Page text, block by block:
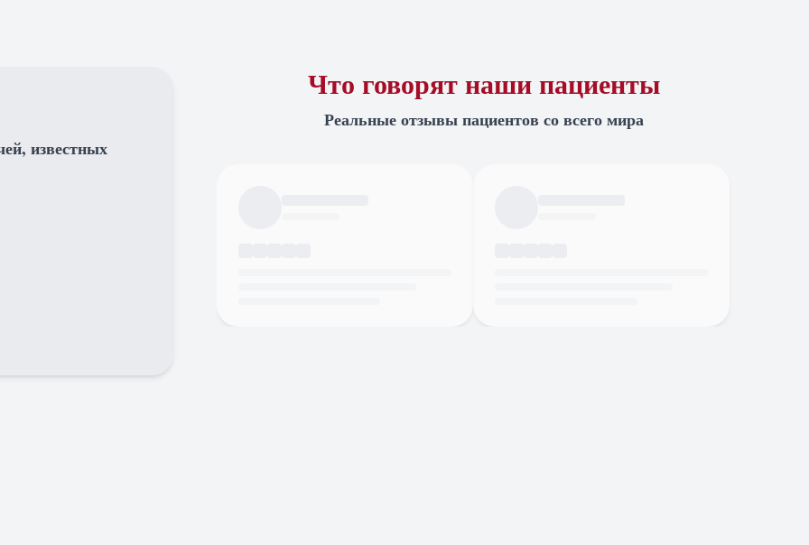
известных
Что говорят наши пациенты
Реальные отзывы пациентов со всего мира